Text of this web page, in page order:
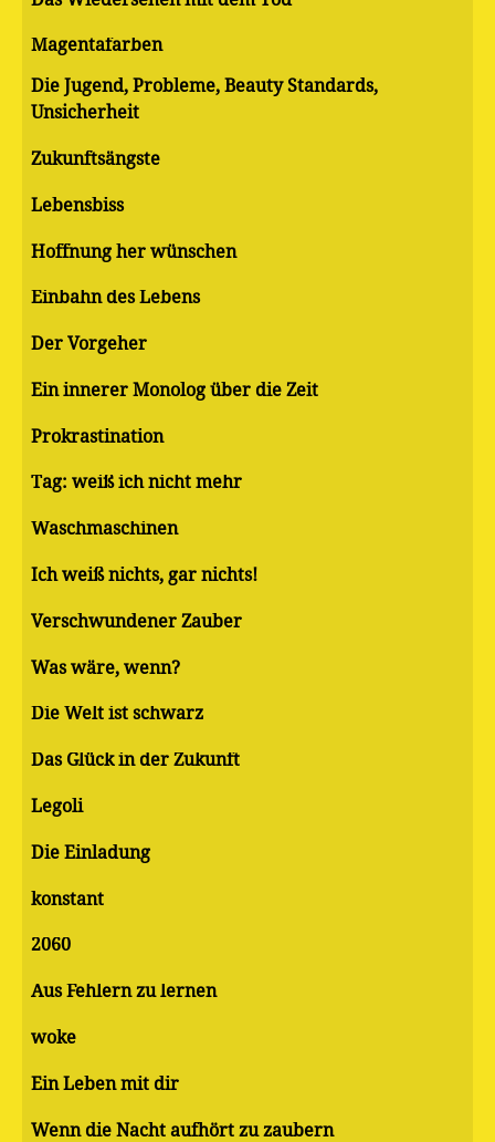
Magentafarben
Die Jugend, Probleme, Beauty Standards,
Unsicherheit
Zukunftsängste
Lebensbiss
Hoffnung her wünschen
Einbahn des Lebens
Der Vorgeher
Ein innerer Monolog über die Zeit
Pro­kras­ti­na­ti­on
Tag: weiß ich nicht mehr
Waschmaschinen
Ich weiß nichts, gar nichts!
Verschwundener Zauber
Was wäre, wenn?
Die Welt ist schwarz
Das Glück in der Zukunft
Legoli
Die Einladung
konstant
2060
Aus Fehlern zu lernen
woke
Ein Leben mit dir
Wenn die Nacht aufhört zu zaubern